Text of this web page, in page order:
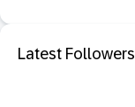
Latest Followers